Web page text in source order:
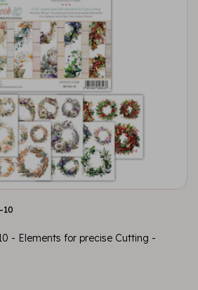
10
- Elements for precise Cutting -